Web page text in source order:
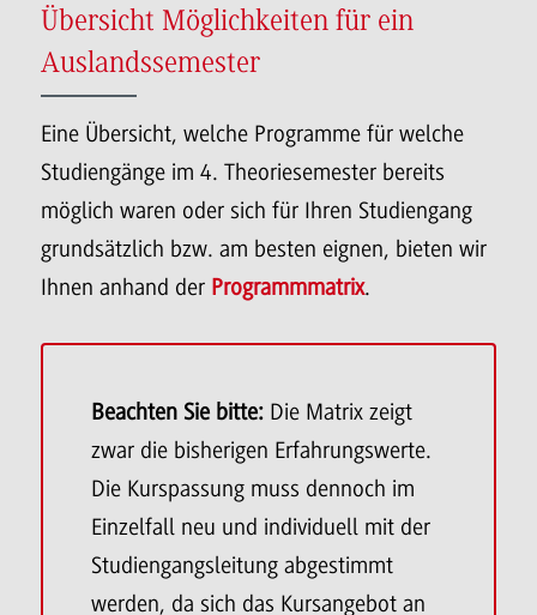
Übersicht Möglichkeiten für ein
Auslandssemester
Eine Übersicht, welche Programme für welche
Studiengänge im 4. Theoriesemester bereits
möglich waren oder sich für Ihren Studiengang
grundsätzlich bzw. am besten eignen, bieten wir
Ihnen anhand der Programmmatrix.
Beachten Sie bitte: Die Matrix zeigt
zwar die bisherigen Erfahrungswerte.
Die Kurspassung muss dennoch im
Einzelfall neu und individuell mit der
Studiengangsleitung abgestimmt
werden, da sich das Kursangebot an